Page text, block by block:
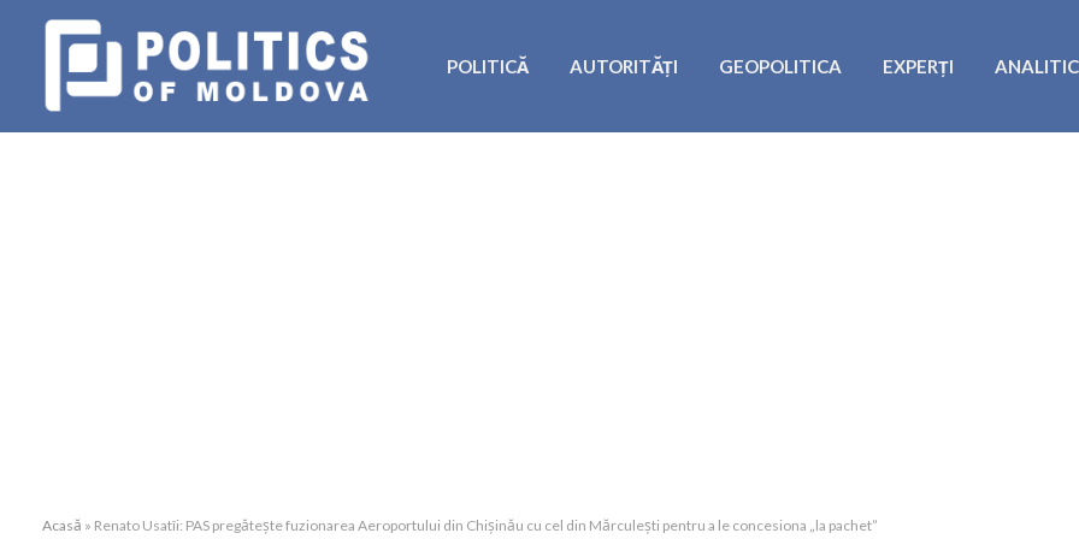
POLITICĂ AUTORITĂȚI GEOPOLITICA EXPERȚI
Acasă » Renato Usatîi: PAS pregătește fuzionarea Aeroportului din Chișinău cu cel din Mărculești pentru a le concesiona „la pachet”